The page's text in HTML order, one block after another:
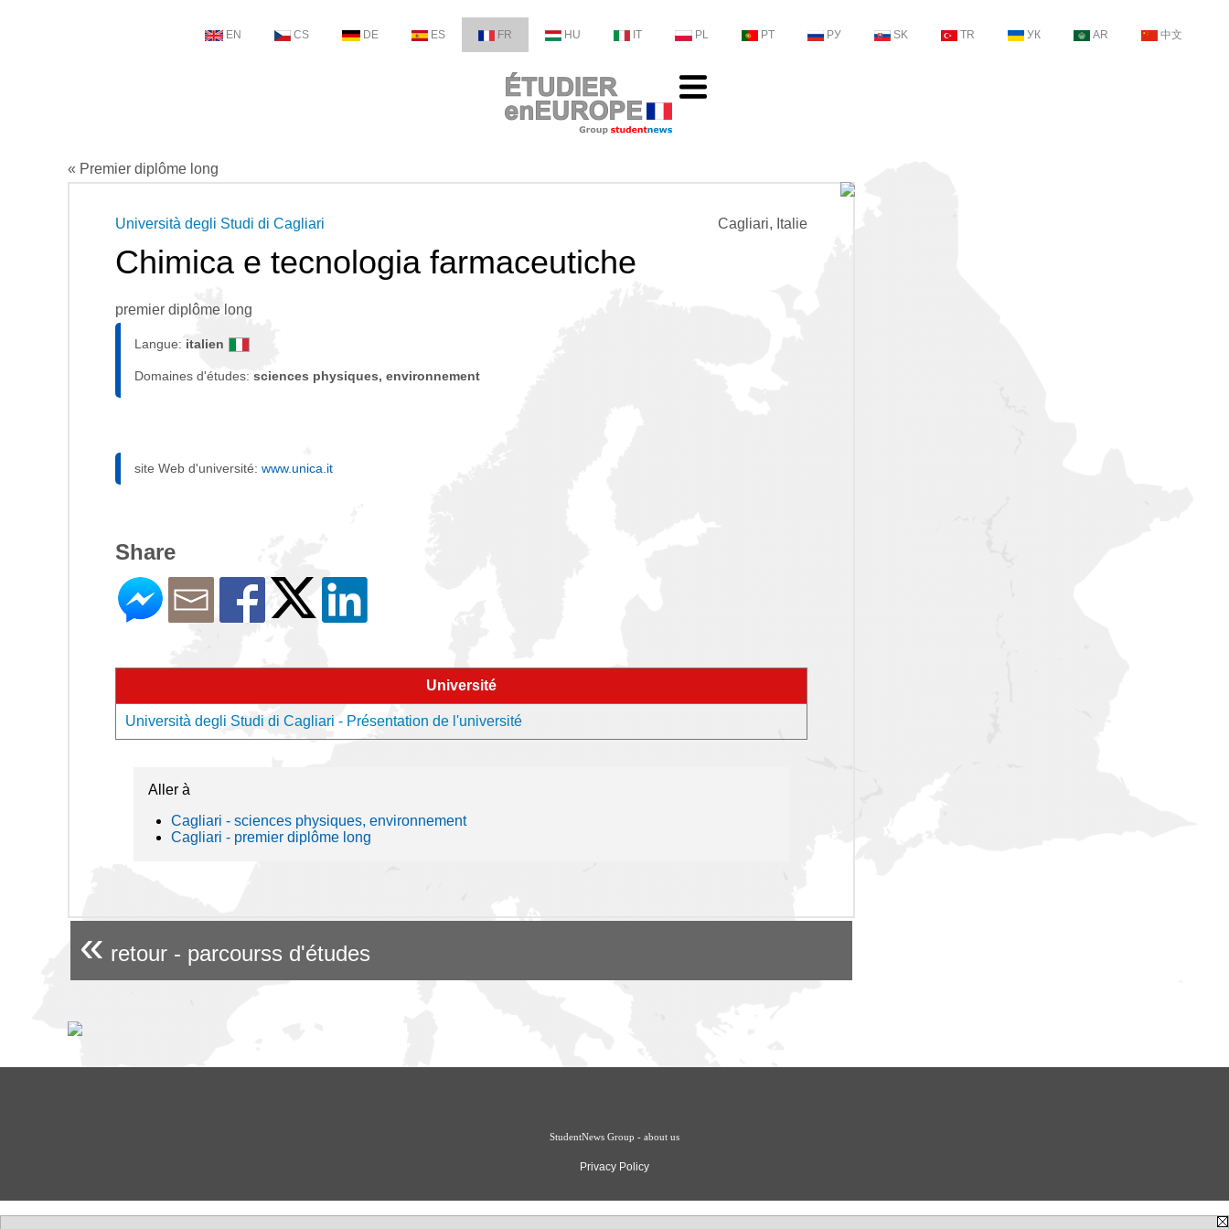
EN CS DE ES FR HU IT PL PT РУ SK TR УК AR 中文
« Premier diplôme long
Cagliari, Italie
Università degli Studi di Cagliari
Chimica e tecnologia farmaceutiche
premier diplôme long
Langue: italien
Domaines d'études: sciences physiques, environnement
site Web d'université: www.unica.it
Share
Université
Università degli Studi di Cagliari - Présentation de l'université
Aller à
Cagliari - sciences physiques, environnement
Cagliari - premier diplôme long
« retour - parcourss d'études
StudentNews Group - about us
Privacy Policy